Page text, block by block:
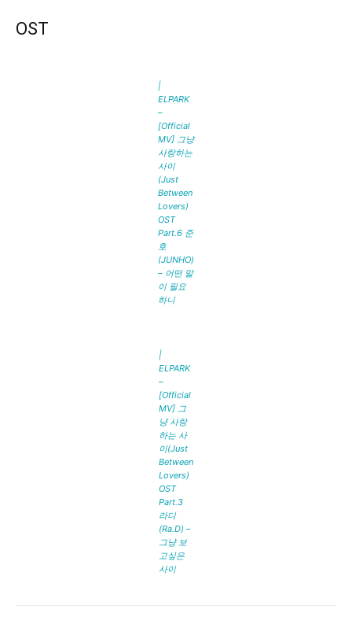
OST
|
ELPARK
–
[Official
MV] 그냥
사랑하는
사이
(Just
Between
Lovers)
OST
Part.6 준
호
(JUNHO)
– 어떤 말
이 필요
하니
|
ELPARK
–
[Official
MV] 그
냥 사랑
하는 사
이(Just
Between
Lovers)
OST
Part.3
라디
(Ra.D) –
그냥 보
고싶은
사이